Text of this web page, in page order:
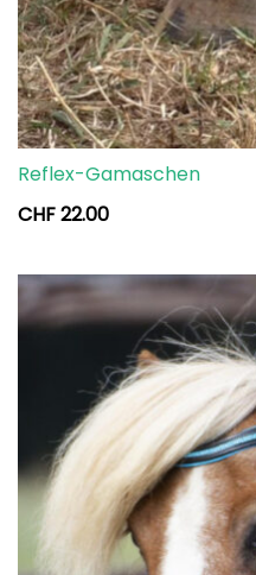
Reflex-Gamaschen
CHF22.00